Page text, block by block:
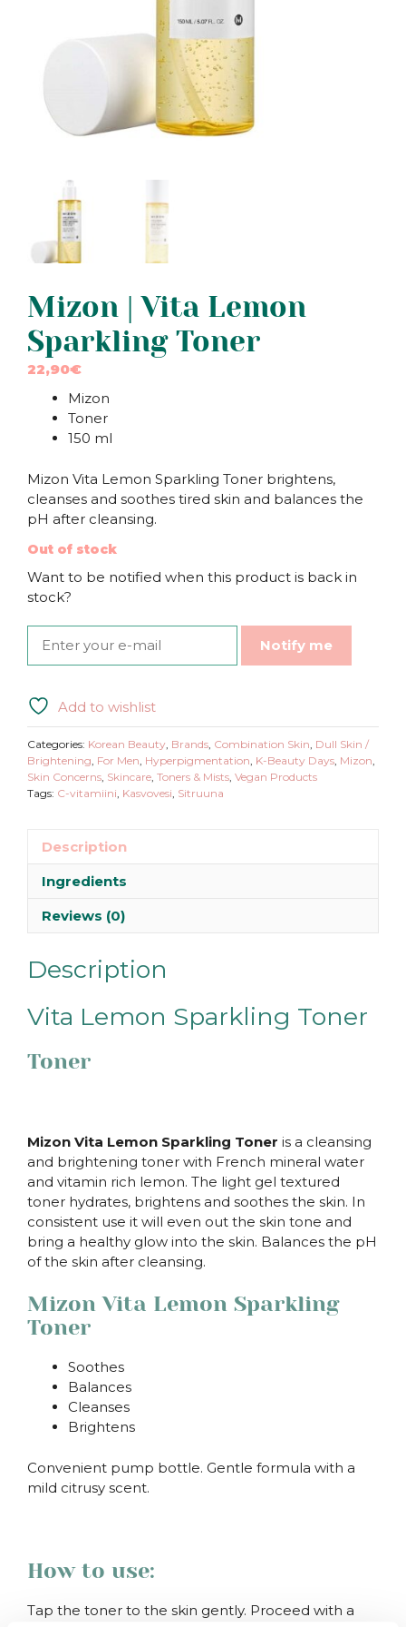
Mizon | Vita Lemon
Sparkling Toner
22,90€
Mizon
Toner
150 ml
Mizon Vita Lemon Sparkling Toner brightens,
cleanses and soothes tired skin and balances the
pH after cleansing.
Out of stock
Want to be notified when this product is back in
stock?
Notify me
Add to wishlist
Categories: Korean Beauty, Brands, Combination Skin, Dull Skin /
Brightening, For Men, Hyperpigmentation, K-Beauty Days, Mizon,
Skin Concerns, Skincare, Toners & Mists, Vegan Products
Tags: C-vitamiini, Kasvovesi, Sitruuna
Description
Ingredients
Reviews (0)
Description
Vita Lemon Sparkling Toner
Toner
Mizon Vita Lemon Sparkling Toner is a cleansing
and brightening toner with French mineral water
and vitamin rich lemon. The light gel textured
toner hydrates, brightens and soothes the skin. In
consistent use it will even out the skin tone and
bring a healthy glow into the skin. Balances the pH
of the skin after cleansing.
Mizon Vita Lemon Sparkling
Toner
Soothes
Balances
Cleanses
Brightens
Convenient pump bottle. Gentle formula with a
mild citrusy scent.
How to use:
Tap the toner to the skin gently. Proceed with a